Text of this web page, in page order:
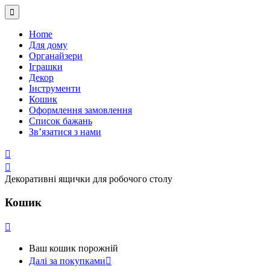
Home
Для дому
Органайзери
Іграшки
Декор
Інструменти
Кошик
Оформлення замовлення
Список бажань
Зв’язатися з нами
Декоративні ящички для робочого столу
Кошик
Ваш кошик порожній
Далі за покупками